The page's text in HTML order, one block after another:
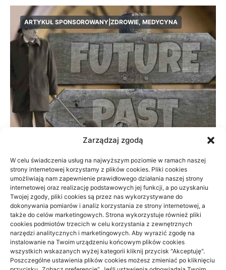
Zarządzaj zgodą
W celu świadczenia usług na najwyższym poziomie w ramach naszej
strony internetowej korzystamy z plików cookies. Pliki cookies
umożliwiają nam zapewnienie prawidłowego działania naszej strony
internetowej oraz realizację podstawowych jej funkcji, a po uzyskaniu
Twojej zgody, pliki cookies są przez nas wykorzystywane do
dokonywania pomiarów i analiz korzystania ze strony internetowej, a
także do celów marketingowych. Strona wykorzystuje również pliki
cookies podmiotów trzecich w celu korzystania z zewnętrznych
narzędzi analitycznych i marketingowych. Aby wyrazić zgodę na
instalowanie na Twoim urządzeniu końcowym plików cookies
wszystkich wskazanych wyżej kategorii kliknij przycisk "Akceptuję".
Poszczególne ustawienia plików cookies możesz zmieniać po kliknięciu
ARTYKUŁ SPONSOROWANY|ZDROWIE, MEDYCYNA
Prywatnie czy na NFZ: fizjoterapia przy
braku czasu
23/06/2026